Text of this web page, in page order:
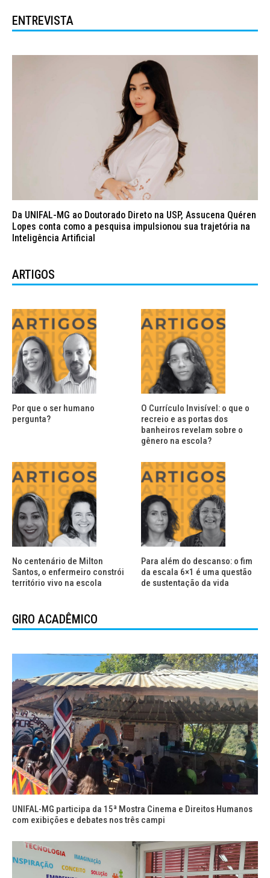
ENTREVISTA
Da UNIFAL-MG ao Doutorado Direto na USP, Assucena Quéren
Lopes conta como a pesquisa impulsionou sua trajetória na
Inteligência Artificial
ARTIGOS
Por que o ser humano
pergunta?
O Currículo Invisível: o que o
recreio e as portas dos
banheiros revelam sobre o
gênero na escola?
No centenário de Milton
Santos, o enfermeiro constrói
território vivo na escola
Para além do descanso: o fim
da escala 6×1 é uma questão
de sustentação da vida
GIRO ACADÊMICO
UNIFAL-MG participa da 15ª Mostra Cinema e Direitos Humanos
com exibições e debates nos três campi